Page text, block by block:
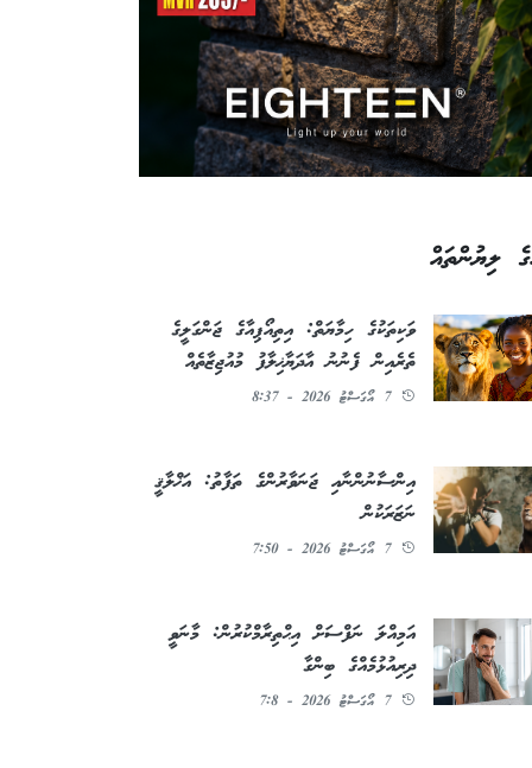
ލިޔުންތައް
ވަކިތަކުގެ ހިމާޔަތް: އިތިއޯޕިއާގެ ޖަންގަލީގެ
ތެރެއިން ފެނުނު އާދަޔާޚިލާފު މުއުޖިޒާތެއް
7 އޯގަސްޓު 2026 - 8:37
އިންސާނުންނާއި ޖަނަވާރުންގެ ތަފާތު: އަޚްލާޤީ
ނަޒަރަކުން
7 އޯގަސްޓު 2026 - 7:50
އަމިއްލަ ނަފްސަށް އިޙްތިރާމްކުރުން: މާނަވީ
ދިރިއުޅުމެއްގެ ބިންގާ
7 އޯގަސްޓު 2026 - 7:8